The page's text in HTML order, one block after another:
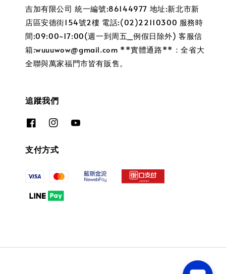
吉加有限公司 統一編號:86144977 地址:新北市新
店區安德街154號2樓 電話:(02)22110300 服務時
間:09:00~17:00(週一到周五_例假日除外) 客服信
箱:wuuuwow@gmail.com **實體通路**：全省大
全聯與萬家福門市皆有販售。
追蹤我們
支付方式